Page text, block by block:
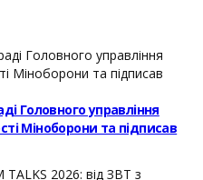
Головного управління
Міноборони та підписав